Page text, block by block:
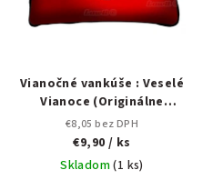
Vianočné vankúše : Veselé
Vianoce (Originálne
darčeky na Vianoce.)
€8,05 bez DPH
€9,90 / ks
Skladom(1 ks)